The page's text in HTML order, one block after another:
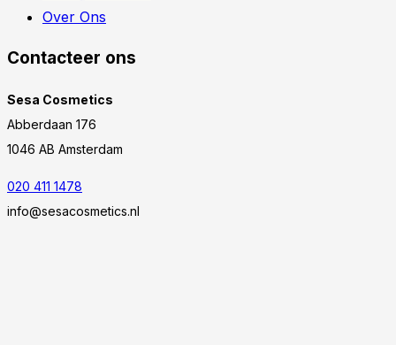
Over Ons
Contacteer ons
Sesa Cosmetics
Abberdaan 176
1046 AB Amsterdam
020 411 1478
info@sesacosmetics.nl